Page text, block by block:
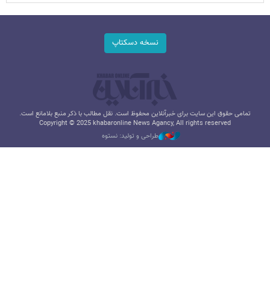
نسخه دسکتاپ
تمامی حقوق این سایت برای خبرآنلاین محفوظ است. نقل مطالب با ذکر منبع بلامانع است.
Copyright © 2025 khabaronline News Agancy, All rights reserved
طراحی و تولید: نستوه